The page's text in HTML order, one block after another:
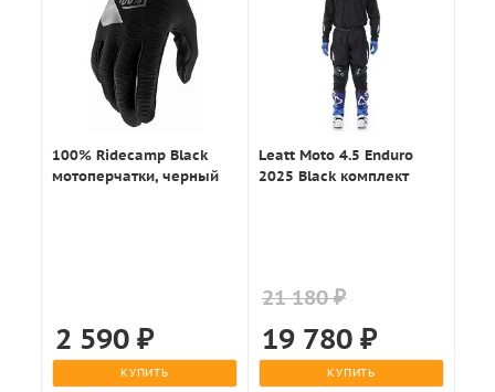
100% Ridecamp Black
мотоперчатки, черный
2 590₽
КУПИТЬ
Leatt Moto 4.5 Enduro
2025 Black комплект
21 180 ₽
19 780 ₽
КУПИТЬ